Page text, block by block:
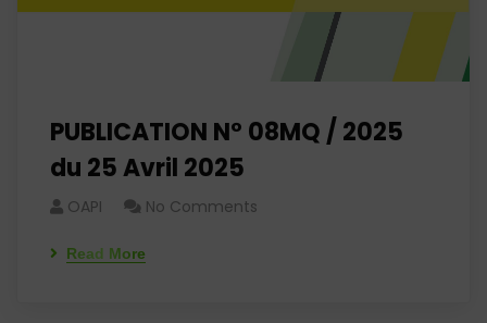
PUBLICATION N° 08MQ / 2025
du 25 Avril 2025
OAPI No Comments
Read More